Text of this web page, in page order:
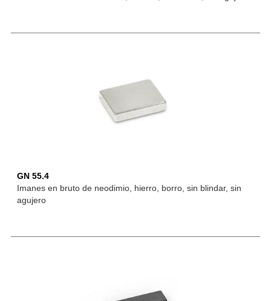
GN 55.4
Imanes en bruto de neodimio, hierro, borro, sin blindar, sin
agujero